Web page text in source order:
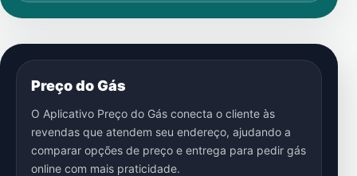
Preço do Gás
O Aplicativo Preço do Gás conecta o cliente às
revendas que atendem seu endereço, ajudando a
comparar opções de preço e entrega para pedir gás
online com mais praticidade.